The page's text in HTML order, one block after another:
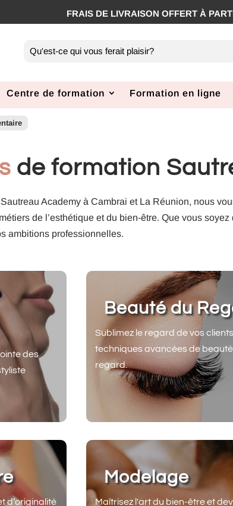
Centre de formation Formation en ligne
de formation
Academy à Cambrai et La Réunion, nous
de l’esthétique et du bien-être. Que vous
ambitions professionnelles.
des
Beauté du
Sublimez le regard de vos
techniques avancées de
regard.
d’originalité
Modelage
Maîtrisez l'art du bien-être et